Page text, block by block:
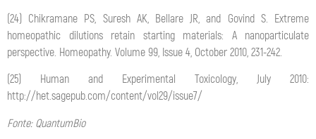
(24) Chikramane PS, Suresh AK, Bellare JR, and Govind S. Extreme
homeopathic dilutions retain starting materials: A nanoparticulate
perspective. Homeopathy. Volume 99, Issue 4, October 2010, 231-242.
(25) Human and Experimental Toxicology, July 2010:
http://het.sagepub.com/content/vol29/issue7/
Fonte: QuantumBio